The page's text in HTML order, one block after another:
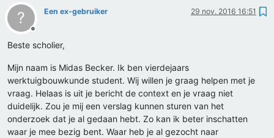
?
Offline
Een ex-gebruiker 29 nov. 2016 16:51
Beste scholier,
Mijn naam is Midas Becker. Ik ben vierdejaars
werktuigbouwkunde student. Wij willen je graag helpen met je
vraag. Helaas is uit je bericht de context en je vraag niet
duidelijk. Zou je mij een verslag kunnen sturen van het
onderzoek dat je al gedaan hebt. Zo kan ik beter inschatten
waar je mee bezig bent. Waar heb je al gezocht naar